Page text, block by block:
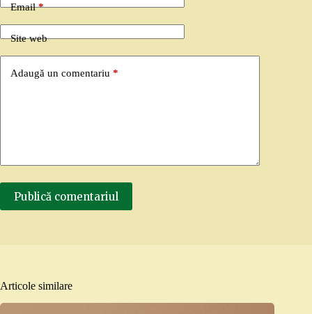
Email*
Site web
Adaugă un comentariu *
Publică comentariul
Articole similare